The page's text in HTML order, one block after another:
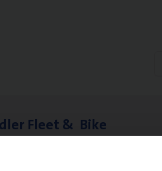
Fleet& Bike